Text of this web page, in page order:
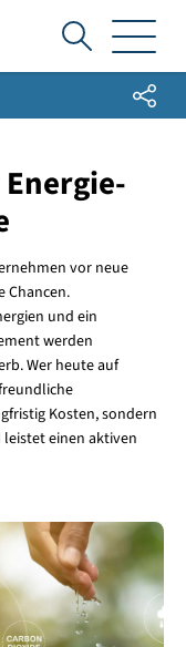
Ich
suche...Share
vor neue
Chancen.
und ein
werden
Wer heute auf
Kosten, sondern
einen aktiven